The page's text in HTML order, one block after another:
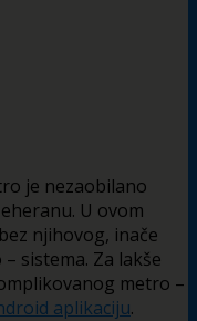
je nezaobilano
U ovom
njihovog, inače
sistema. Za lakše
metro –
aplikaciju.